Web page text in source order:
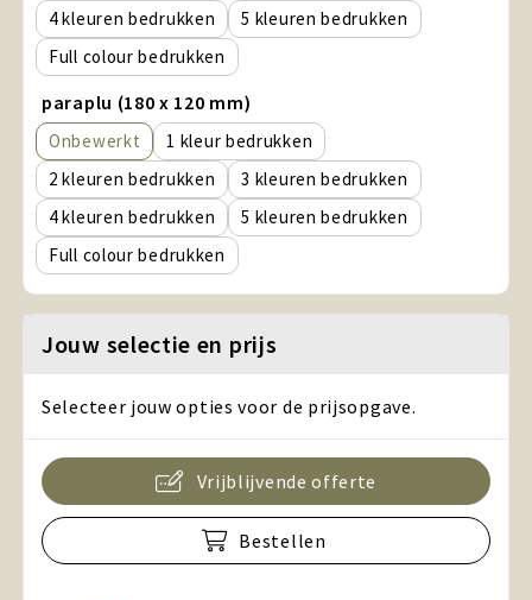
4
5
Full colour
paraplu (180 x 120 mm)
Onbewerkt
1
2
3
4
5
Full colour
Jouw selectie en prijs
Selecteer jouw opties voor de prijsopgave.
Vrijblijvende offerte
Bestellen